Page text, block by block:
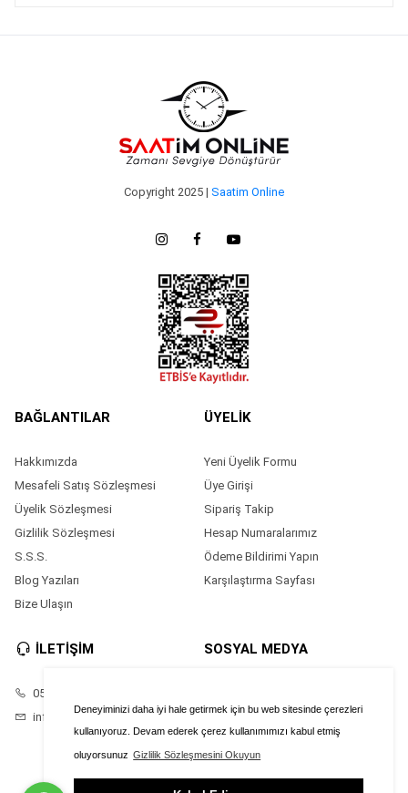
Deneyiminizi daha iyi hale getirmek için bu web sitesinde çerezleri
kullanıyoruz. Devam ederek çerez kullanımımızı kabul etmiş
oluyorsunuz Gizlilik Sözleşmesini Okuyun
Copyright 2025 | Saatim Online
BAĞLANTILAR
Hakkımızda
Mesafeli Satış Sözleşmesi
Üyelik Sözleşmesi
Gizlilik Sözleşmesi
S.S.S.
Blog Yazıları
Bize Ulaşın
ÜYELİK
Yeni Üyelik Formu
Üye Girişi
Sipariş Takip
Hesap Numaralarımız
Ödeme Bildirimi Yapın
Karşılaştırma Sayfası
İLETİŞİM
05528686874
info@saatimonline.com
SOSYAL MEDYA
Instagram